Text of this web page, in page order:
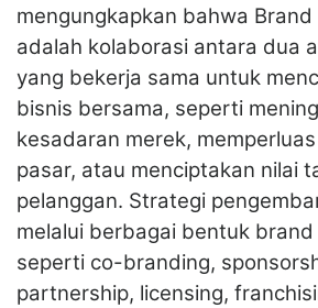
mengungkapkan bahwa
adalah kolaborasi antara dua
yang bekerja sama untuk
bisnis bersama, seperti
kesadaran merek,
pasar, atau menciptakan nilai
pelanggan. Strategi
melalui berbagai bentuk
seperti co-branding,
partnership, licensing,